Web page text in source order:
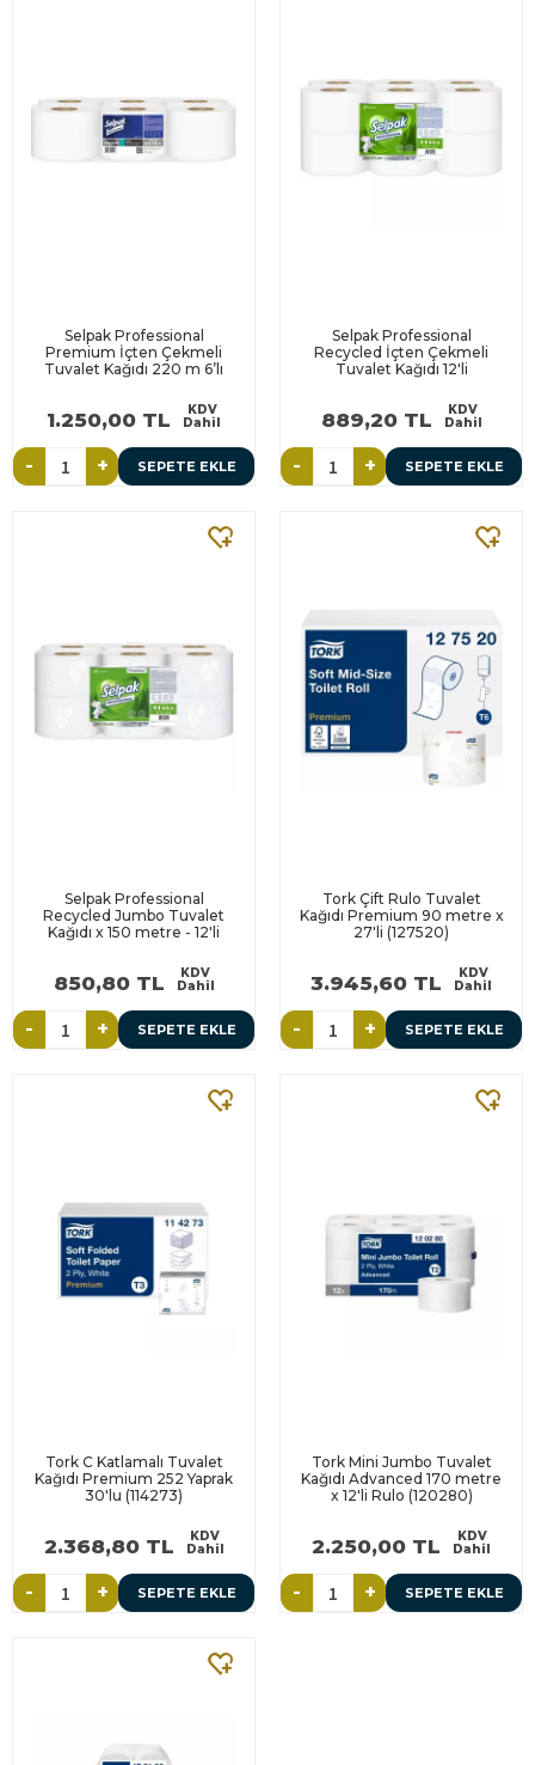
Selpak Professional
Premium İçten Çekmeli
Tuvalet Kağıdı 220 m 6’lı
1.250,00 TL
KDV
Dahil
- + SEPETE EKLE
Selpak Professional
Recycled İçten Çekmeli
Tuvalet Kağıdı 12'li
889,20 TL
KDV
Dahil
- + SEPETE EKLE
Selpak Professional
Recycled Jumbo Tuvalet
Kağıdı x 150 metre - 12'li
850,80 TL
KDV
Dahil
- + SEPETE EKLE
Tork Çift Rulo Tuvalet
Kağıdı Premium 90 metre x
27'li (127520)
3.945,60 TL
KDV
Dahil
- + SEPETE EKLE
Tork C Katlamalı Tuvalet
Kağıdı Premium 252 Yaprak
30'lu (114273)
2.368,80 TL
KDV
Dahil
- + SEPETE EKLE
Tork Mini Jumbo Tuvalet
Kağıdı Advanced 170 metre
x 12'li Rulo (120280)
2.250,00 TL
KDV
Dahil
- + SEPETE EKLE